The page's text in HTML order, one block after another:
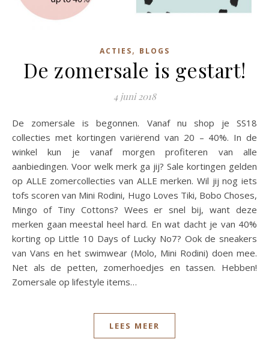
ACTIES, BLOGS
De zomersale is gestart!
4 juni 2018
De zomersale is begonnen. Vanaf nu shop je SS18
collecties met kortingen variërend van 20 – 40%. In de
winkel kun je vanaf morgen profiteren van alle
aanbiedingen. Voor welk merk ga jij? Sale kortingen gelden
op ALLE zomercollecties van ALLE merken. Wil jij nog iets
tofs scoren van Mini Rodini, Hugo Loves Tiki, Bobo Choses,
Mingo of Tiny Cottons? Wees er snel bij, want deze
merken gaan meestal heel hard. En wat dacht je van 40%
korting op Little 10 Days of Lucky No7? Ook de sneakers
van Vans en het swimwear (Molo, Mini Rodini) doen mee.
Net als de petten, zomerhoedjes en tassen. Hebben!
Zomersale op lifestyle items…
LEES MEER